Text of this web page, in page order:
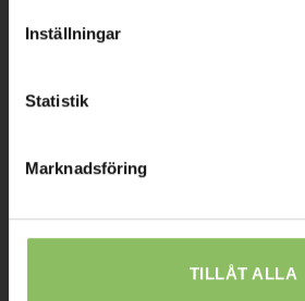
Inställningar
Statistik
Marknadsföring
TILLÅT ALLA
Reklamation
168 67 Bromma
Sommaröppettider:
Tisdag-Torsdag: 11-18